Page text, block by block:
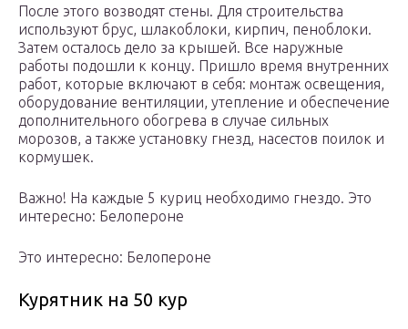
После этого возводят стены. Для строительства
используют брус, шлакоблоки, кирпич, пеноблоки.
Затем осталось дело за крышей. Все наружные
работы подошли к концу. Пришло время внутренних
работ, которые включают в себя: монтаж освещения,
оборудование вентиляции, утепление и обеспечение
дополнительного обогрева в случае сильных
морозов, а также установку гнезд, насестов поилок и
кормушек.
Важно! На каждые 5 куриц необходимо гнездо. Это
интересно: Белопероне
Это интересно: Белопероне
Курятник на 50 кур